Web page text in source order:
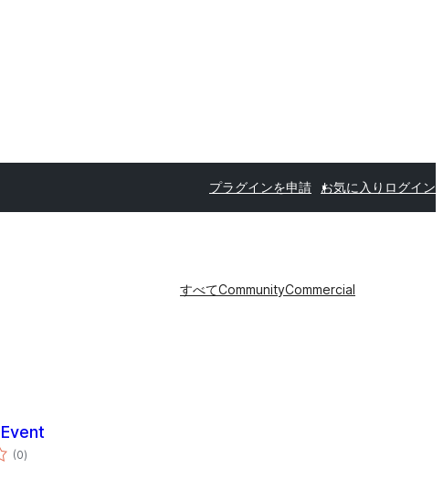
プラグインを申請 お気に入り ログイン
すべてCommunityCommercial
(0個
の)